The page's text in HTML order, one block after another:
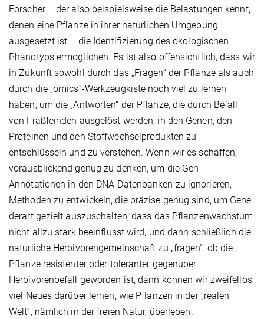
Forscher – der also beispielsweise die Belastungen kennt,
denen eine Pflanze in ihrer natürlichen Umgebung
ausgesetzt ist – die Identifizierung des ökologischen
Phänotyps ermöglichen. Es ist also offensichtlich, dass wir
in Zukunft sowohl durch das „Fragen“ der Pflanze als auch
durch die „omics“-Werkzeugkiste noch viel zu lernen
haben, um die „Antworten“ der Pflanze, die durch Befall
von Fraßfeinden ausgelöst werden, in den Genen, den
Proteinen und den Stoffwechselprodukten zu
entschlüsseln und zu verstehen. Wenn wir es schaffen,
vorausblickend genug zu denken, um die Gen-
Annotationen in den DNA-Datenbanken zu ignorieren,
Methoden zu entwickeln, die präzise genug sind, um Gene
derart gezielt auszuschalten, dass das Pflanzenwachstum
nicht allzu stark beeinflusst wird, und dann schließlich die
natürliche Herbivorengemeinschaft zu „fragen“, ob die
Pflanze resistenter oder toleranter gegenüber
Herbivorenbefall geworden ist, dann können wir zweifellos
viel Neues darüber lernen, wie Pflanzen in der „realen
Welt“, nämlich in der freien Natur, überleben.